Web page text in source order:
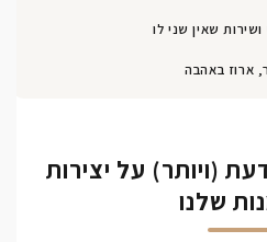
ושירות שאין שני לו
ארוז באהבה
(ויותר) על יצירות
שלנו